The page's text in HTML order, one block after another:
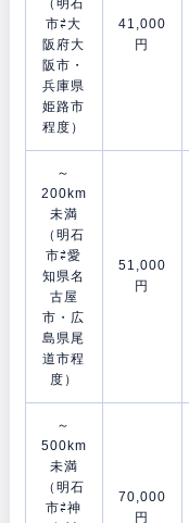
（明石
市⇄大
阪府大
阪市・
兵庫県
姫路市
程度）
41,000
円
～
200km
未満
（明石
市⇄愛
知県名
古屋
市・広
島県尾
道市程
度）
51,000
円
～
500km
未満
（明石
市⇄神
70,000
円